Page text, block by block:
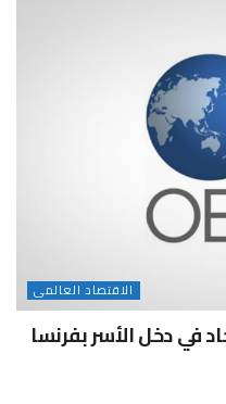
الاقتصاد العالمى
في دخل الأسر بفرنسا